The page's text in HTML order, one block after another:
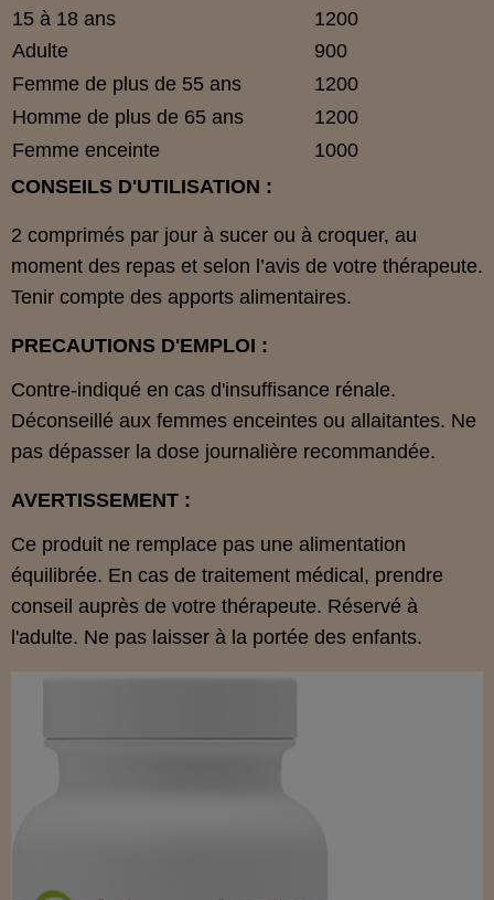
15 à 18 ans
1200
Adulte
900
Femme de plus de 55 ans
1200
Homme de plus de 65 ans
1200
Femme enceinte
1000
CONSEILS D'UTILISATION :
2 comprimés par jour à sucer ou à croquer, au
moment des repas et selon l’avis de votre thérapeute.
Tenir compte des apports alimentaires.
PRECAUTIONS D'EMPLOI :
Contre-indiqué en cas d'insuffisance rénale.
Déconseillé aux femmes enceintes ou allaitantes. Ne
pas dépasser la dose journalière recommandée.
AVERTISSEMENT :
Ce produit ne remplace pas une alimentation
équilibrée. En cas de traitement médical, prendre
conseil auprès de votre thérapeute. Réservé à
l'adulte. Ne pas laisser à la portée des enfants.